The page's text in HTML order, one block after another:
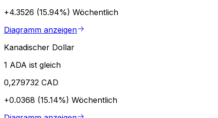
+4.3526 (15.94%) Wöchentlich
Diagramm anzeigen
Kanadischer Dollar
1 ADA ist gleich
0,279732 CAD
+0.0368 (15.14%) Wöchentlich